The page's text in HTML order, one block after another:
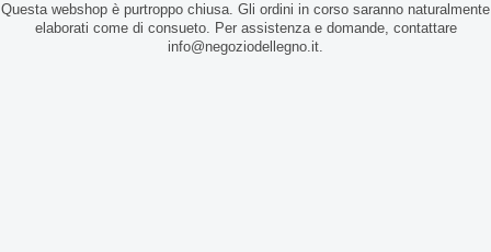
Questa webshop è purtroppo chiusa. Gli ordini in corso saranno naturalmente
elaborati come di consueto. Per assistenza e domande, contattare
info@negoziodellegno.it.